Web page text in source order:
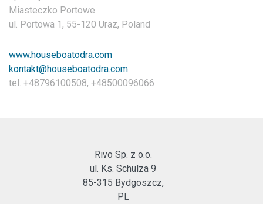
Miasteczko Portowe
ul. Portowa 1, 55-120 Uraz, Poland
www.houseboatodra.com
kontakt@houseboatodra.com
tel. +48796100508, +48500096066
Rivo Sp. z o.o.
ul. Ks. Schulza 9
85-315 Bydgoszcz,
PL